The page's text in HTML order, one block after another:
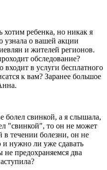
ребенка, но никак я
узнала о вашей акции
и жителей регионов.
обследование?
входит в услуги бесплатного
к вам? Заранее большое
свинкой, а я слышала,
"свинкой", то он не может
в течении болезни, он не
нужно ли уже сдавать
не предохраняемся два